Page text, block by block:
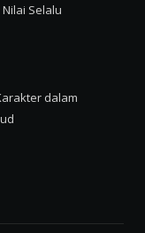
Selalu
dalam